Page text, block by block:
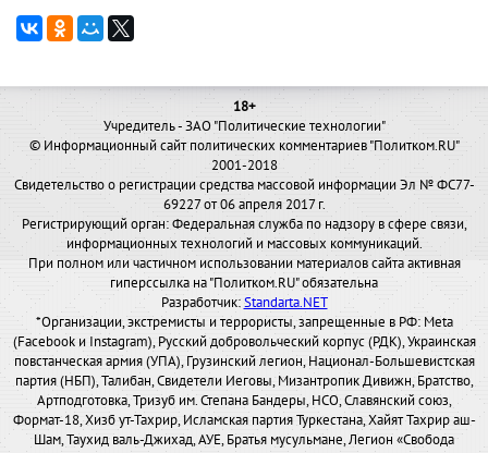
18+
Учредитель - ЗАО "Политические технологии"
© Информационный сайт политических комментариев "Политком.RU"
2001-2018
Свидетельство о регистрации средства массовой информации Эл № ФС77-
69227 от 06 апреля 2017 г.
Регистрирующий орган: Федеральная служба по надзору в сфере связи,
информационных технологий и массовых коммуникаций.
При полном или частичном использовании материалов сайта активная
гиперссылка на "Политком.RU" обязательна
Разработчик:Standarta.NET
*Организации, экстремисты и террористы, запрещенные в РФ: Meta
(Facebook и Instagram), Русский добровольческий корпус (РДК), Украинская
повстанческая армия (УПА), Грузинский легион, Национал-Большевистская
партия (НБП), Талибан, Свидетели Иеговы, Мизантропик Дивижн, Братство,
Артподготовка, Тризуб им. Степана Бандеры, НСО, Славянский союз,
Формат-18, Хизб ут-Тахрир, Исламская партия Туркестана, Хайят Тахрир аш-
Шам, Таухид валь-Джихад, АУЕ, Братья мусульмане, Легион «Свобода